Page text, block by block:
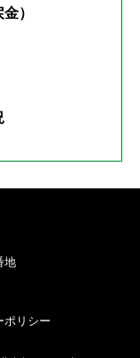
）
地
ポリシー